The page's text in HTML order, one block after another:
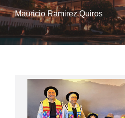
Mauricio Ramirez Quiros